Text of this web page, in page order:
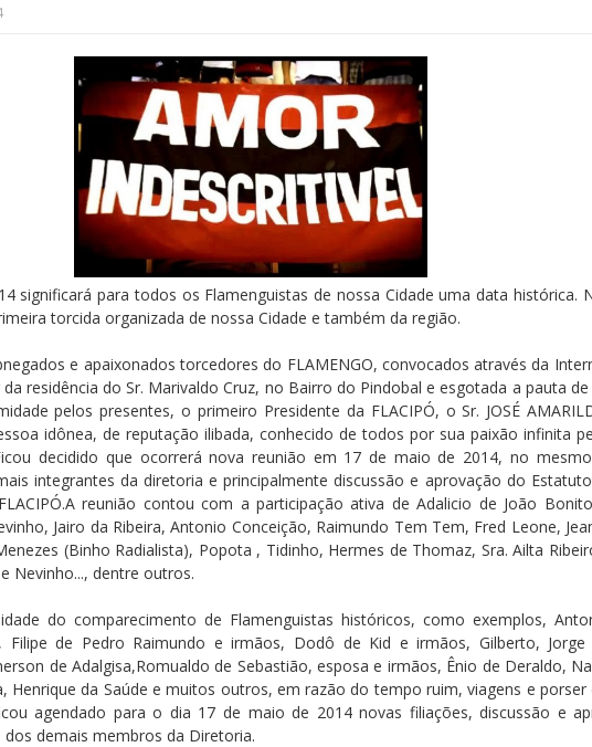
significará para todos os Flamenguistas de nossa Cidade uma data histórica.
torcida organizada de nossa Cidade e também da região.
e apaixonados torcedores do FLAMENGO, convocados através da
residência do Sr. Marivaldo Cruz, no Bairro do Pindobal e esgotada a pauta de
pelos presentes, o primeiro Presidente da FLACIPÓ, o Sr. JOSÉ
idônea, de reputação ilibada, conhecido de todos por sua paixão infinita
decidido que ocorrerá nova reunião em 17 de maio de 2014, no
integrantes da diretoria e principalmente discussão e aprovação do
reunião contou com a participação ativa de Adalicio de João
Jairo da Ribeira, Antonio Conceição, Raimundo Tem Tem, Fred Leone,
(Binho Radialista), Popota , Tidinho, Hermes de Thomaz, Sra. Ailta
Nevinho..., dentre outros.
do comparecimento de Flamenguistas históricos, como exemplos,
Filipe de Pedro Raimundo e irmãos, Dodô de Kid e irmãos, Gilberto,
de Adalgisa,Romualdo de Sebastião, esposa e irmãos, Ênio de Deraldo,
Henrique da Saúde e muitos outros, em razão do tempo ruim, viagens e porser
agendado para o dia 17 de maio de 2014 novas filiações, discussão e
dos demais membros da Diretoria.